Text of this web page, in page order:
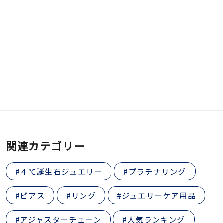
関連カテゴリー
#４℃誕生石ジュエリー #プラチナリング
#ピアス #リング #ジュエリーケア用品
#アジャスターチェーン #人気ランキング